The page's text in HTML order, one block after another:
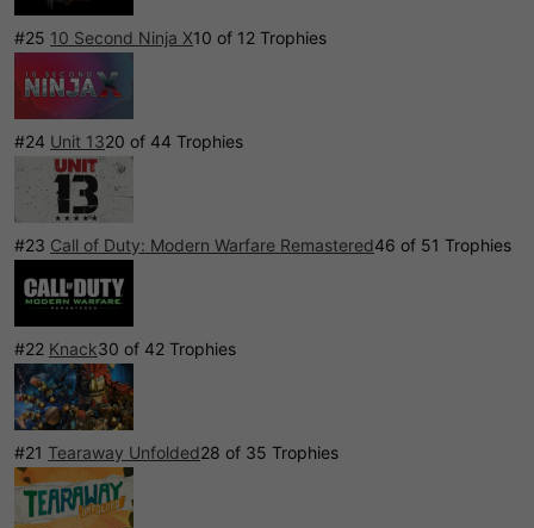
#25 10 Second Ninja X10 of 12 Trophies
#24 Unit 1320 of 44 Trophies
#23 Call of Duty: Modern Warfare Remastered46 of 51 Trophies
#22 Knack30 of 42 Trophies
#21 Tearaway Unfolded28 of 35 Trophies